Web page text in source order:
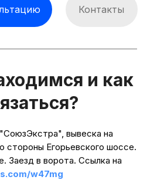
Контакты
вывеска на
стороны Егорьевского шоссе.
Заезд в ворота. Ссылка на
w47mg
и как